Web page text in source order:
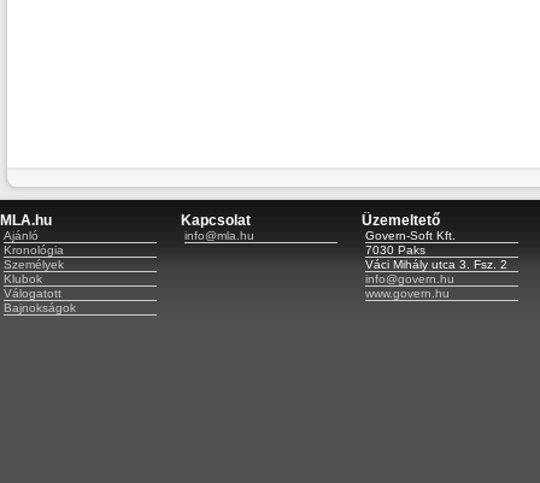
MLA.hu
Ajánló
Kronológia
Személyek
Klubok
Válogatott
Bajnokságok
Kapcsolat
info@mla.hu
Üzemeltető
Govern-Soft Kft.
7030 Paks
Váci Mihály utca 3. Fsz. 2
info@govern.hu
www.govern.hu